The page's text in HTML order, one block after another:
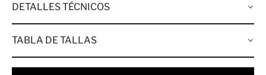
DETALLES TÉCNICOS
TABLA DE TALLAS